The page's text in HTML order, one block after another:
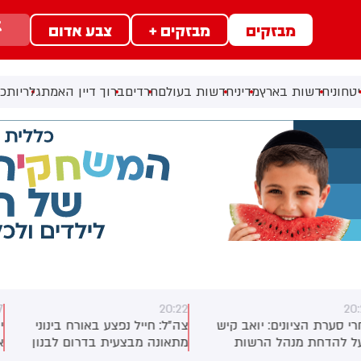
מבזקים מבזקים + צבע אדום
חדשות בארץמדיניחדשות בעולםחרדיםברוך דיין האמתגלריות
חייל נפצע באורח בינוני
מבצעית בדרום לבנון
20:17
יוסי יהושוע: מפקד סנטקום,
אדמירל בראד קופר, ביקר היום